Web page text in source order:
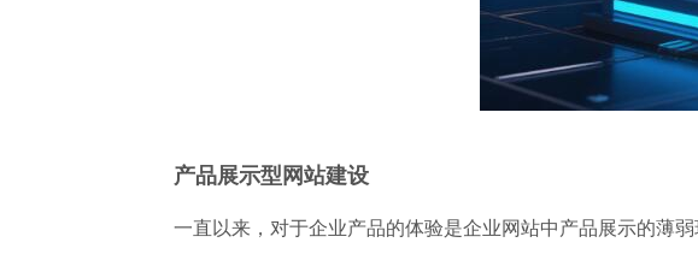
产品展示型网站建设
一直以来，对于企业产品的体验是企业网站中产品展示的薄弱